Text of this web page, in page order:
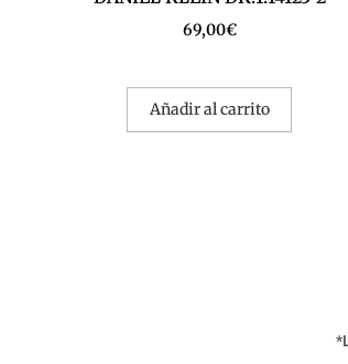
69,00€
Añadir al carrito